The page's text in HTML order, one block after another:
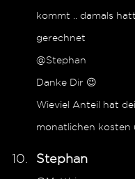
kommt .. damals
gerechnet
@Stephan
Danke Dir 😉
Wieviel Anteil hat
monatlichen kosten
Stephan